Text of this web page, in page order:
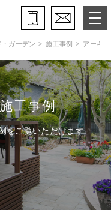
事
ガーデン 施工事例 アーキ
工事例
をご覧いただけます